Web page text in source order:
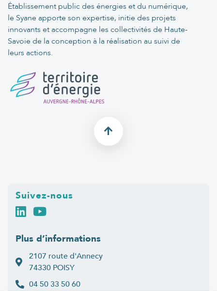
Établissement public des énergies et du numérique,
le Syane apporte son expertise, initie des projets
innovants et accompagne les collectivités de Haute-
Savoie de la conception à la réalisation au suivi de
leurs actions.
Suivez-nous
Plus d’informations
2107 route d'Annecy
74330 POISY
04 50 33 50 60